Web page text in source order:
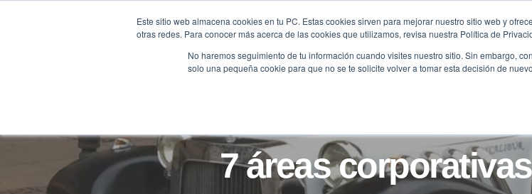
Este sitio web almacena cookies en tu PC. Estas cookies sirven para mejorar nuestro sitio web y
otras redes. Para conocer más acerca de las cookies que utilizamos, revisa nuestra Política de
No haremos seguimiento de tu información cuando visites nuestro sitio. Sin embargo,
solo una pequeña cookie para que no se te solicite volver a tomar esta decisión de
HOME B2B FILANTROPÍA
7 áreas